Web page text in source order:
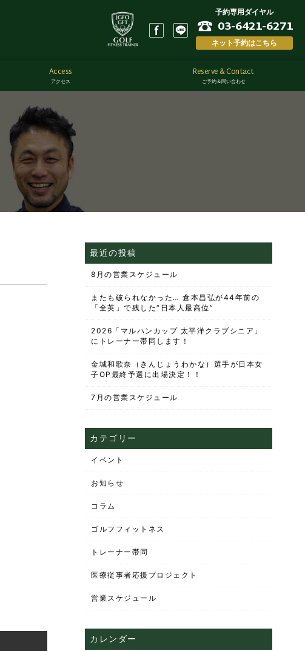
予約専用ダイヤル
03-6421-6271
ネット予約はこちら
Access
アクセス
Reserve & Contact
ご予約＆問い合わせ
最近の投稿
8月の営業スケジュール
またも破られなかった… 倉本昌弘が44年前の
「全英」で残した“日本人最高位”
2026「マルハンカップ 太平洋クラブシニア」
にトレーナー帯同します！
金城和歌奈（きんじょうわかな）選手が日本女
子OP最終予選に出場決定！！
7月の営業スケジュール
カテゴリー
イベント
お知らせ
コラム
ゴルフフィットネス
トレーナー帯同
医療従事者応援プロジェクト
営業スケジュール
カレンダー